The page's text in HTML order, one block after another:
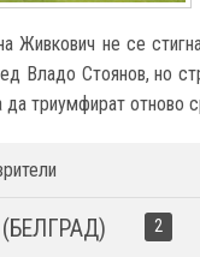
Живкович не се
Владо Стоянов, но
да триумфират отново
2